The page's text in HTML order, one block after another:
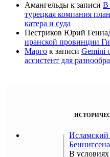
Амангельды к записи В
турецкая компания
катера и суда
Пестриков Юрий
иранской провинции
Марго к записи Gemini
ассистент для
Исламский
В